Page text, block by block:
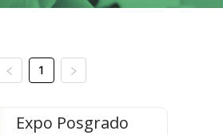
1
Expo Posgrado